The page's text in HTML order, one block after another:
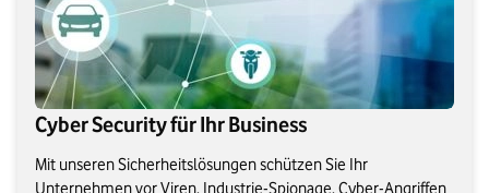
Cyber Security für Ihr Business
Mit unseren Sicherheitslösungen schützen Sie Ihr
Unternehmen vor Viren, Industrie-Spionage, Cyber-Angriffen